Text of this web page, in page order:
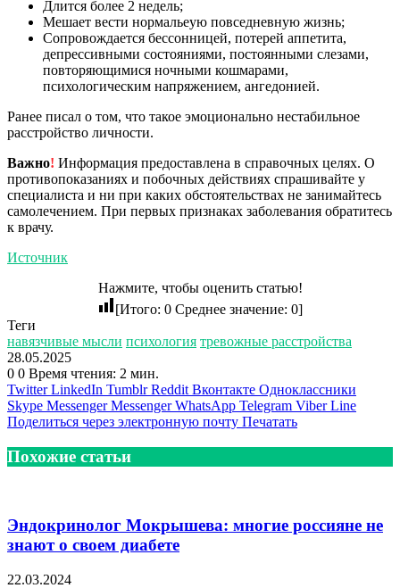
Длится более 2 недель;
Мешает вести нормальеую повседневную жизнь;
Сопровождается бессонницей, потерей аппетита,
депрессивными состояниями, постоянными слезами,
повторяющимися ночными кошмарами,
психологическим напряжением, ангедонией.
Ранее писал о том, что такое эмоционально нестабильное
расстройство личности.
Важно! Информация предоставлена в справочных целях. О
противопоказаниях и побочных действиях спрашивайте у
специалиста и ни при каких обстоятельствах не занимайтесь
самолечением. При первых признаках заболевания обратитесь
к врачу.
Источник
Нажмите, чтобы оценить статью!
[Итого: 0 Среднее значение: 0]
Теги
навязчивые мысли психология тревожные расстройства
28.05.2025
0 0 Время чтения: 2 мин.
Twitter LinkedIn Tumblr Reddit Вконтакте Одноклассники
Skype Messenger Messenger WhatsApp Telegram Viber Line
Поделиться через электронную почту Печатать
Похожие статьи
Эндокринолог Мокрышева: многие россияне не
знают о своем диабете
22.03.2024